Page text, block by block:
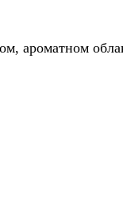
ароматном